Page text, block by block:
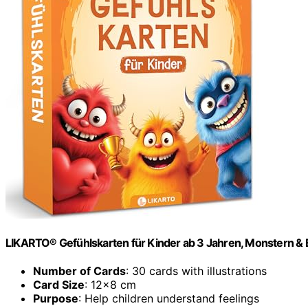
LIKARTO® Gefühlskarten für Kinder ab 3 Jahren, Monstern &
Number of Cards: 30 cards with illustrations
Card Size: 12×8 cm
Purpose: Help children understand feelings